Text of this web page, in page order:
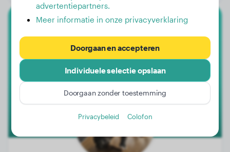
Dean
advertentiepartners.
Meer informatie in onze privacyverklaring
Doorgaan en accepteren
Individuele selectie opslaan
Doorgaan zonder toestemming
Privacybeleid Colofon